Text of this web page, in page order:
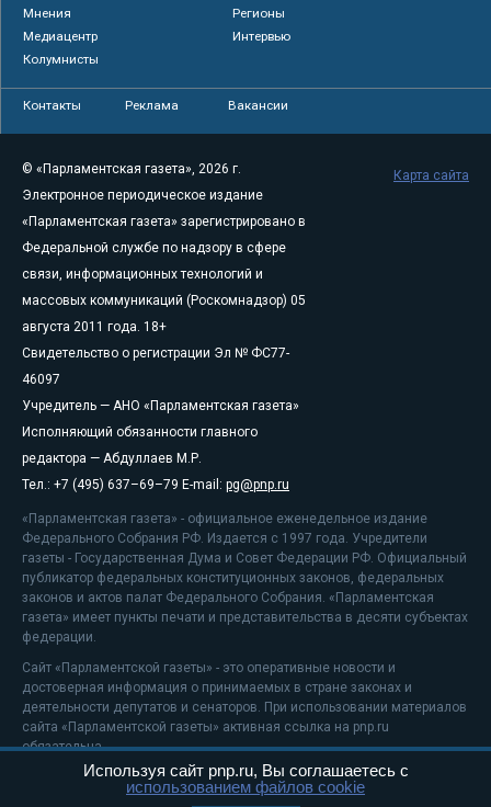
Мнения
Регионы
Медиацентр
Интервью
Колумнисты
Контакты Реклама Вакансии
© «Парламентская газета», 2026 г.
Электронное периодическое издание
«Парламентская газета» зарегистрировано в
Федеральной службе по надзору в сфере
связи, информационных технологий и
массовых коммуникаций (Роскомнадзор) 05
августа 2011 года. 18+
Свидетельство о регистрации Эл № ФС77-
46097
Учредитель — АНО «Парламентская газета»
Исполняющий обязанности главного
редактора — Абдуллаев М.Р.
Тел.: +7 (495) 637–69–79 E-mail: pg@pnp.ru
«Парламентская газета» - официальное еженедельное издание
Федерального Собрания РФ. Издается с 1997 года. Учредители
газеты - Государственная Дума и Совет Федерации РФ. Официальный
публикатор федеральных конституционных законов, федеральных
законов и актов палат Федерального Собрания. «Парламентская
газета» имеет пункты печати и представительства в десяти субъектах
федерации.
Сайт «Парламентской газеты» - это оперативные новости и
достоверная информация о принимаемых в стране законах и
деятельности депутатов и сенаторов. При использовании материалов
сайта «Парламентской газеты» активная ссылка на pnp.ru
обязательна.
На информационном ресурсе применяютсярекомендательные
Карта сайта
Используя сайт pnp.ru, Вы соглашаетесь с
использованием файлов cookie